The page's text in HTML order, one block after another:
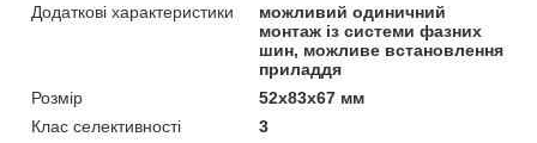
Додаткові характеристики
можливий одиничний
монтаж із системи фазних
шин, можливе встановлення
приладдя
Розмір
52x83x67 мм
Клас селективності
3